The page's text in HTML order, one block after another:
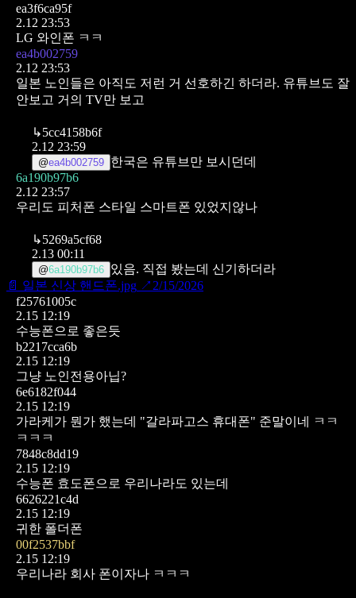
ea3f6ca95f
2.12 23:53
LG 와인폰 ㅋㅋ
ea4b002759
2.12 23:53
일본 노인들은 아직도 저런 거 선호하긴 하더라. 유튜브도 잘
안보고 거의 TV만 보고
↳5cc4158b6f
2.12 23:59
@ea4b002759 한국은 유튜브만 보시던데
6a190b97b6
2.12 23:57
우리도 피처폰 스타일 스마트폰 있었지않나
↳5269a5cf68
2.13 00:11
@6a190b97b6 있음. 직접 봤는데 신기하더라
📄 일본 신상 핸드폰.jpg ↗ 2/15/2026
f25761005c
2.15 12:19
수능폰으로 좋은듯
b2217cca6b
2.15 12:19
그냥 노인전용아닙?
6e6182f044
2.15 12:19
가라케가 뭔가 했는데 "갈라파고스 휴대폰" 준말이네 ㅋㅋ
ㅋㅋㅋ
7848c8dd19
2.15 12:19
수능폰 효도폰으로 우리나라도 있는데
6626221c4d
2.15 12:19
귀한 폴더폰
00f2537bbf
2.15 12:19
우리나라 회사 폰이자나 ㅋㅋㅋ